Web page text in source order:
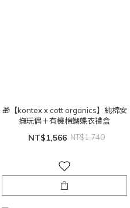
🎁【kontex x cott organics】純棉安
撫玩偶＋有機棉蝴蝶衣禮盒
NT$1,566 NT$1,740